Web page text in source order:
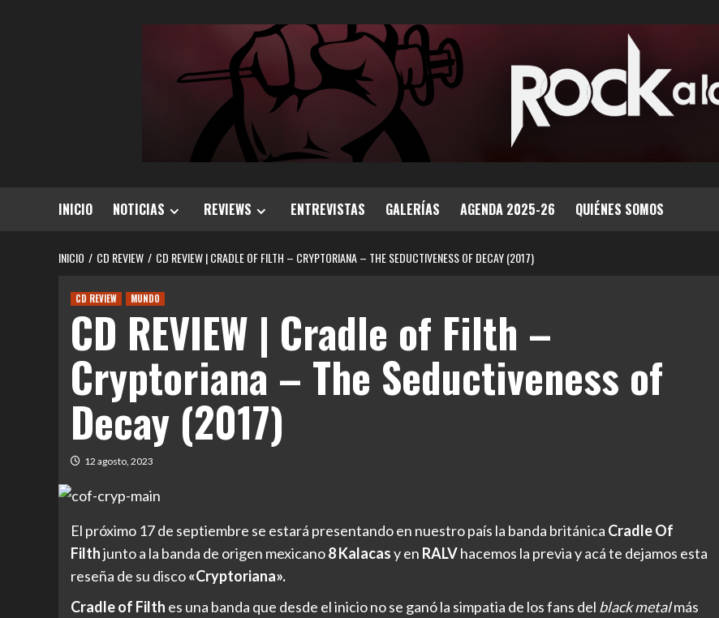
INICIO NOTICIAS REVIEWS ENTREVISTAS GALERÍAS AGENDA 2025-26 QUIÉNES SOMOS
INICIO CD REVIEW CD REVIEW | CRADLE OF FILTH – CRYPTORIANA – THE SEDUCTIVENESS OF DECAY (2017)
CD REVIEW MUNDO
CD REVIEW | Cradle of Filth –
Cryptoriana – The Seductiveness of
Decay (2017)
12 agosto, 2023
El próximo 17 de septiembre se estará presentando en nuestro país la banda británica Cradle Of
Filthjunto a la banda de origen mexicano8 Kalacasy en RALVhacemos la previa y acá te dejamos esta
reseña de su disco«Cryptoriana».
Cradle of Filth es una banda que desde el inicio no se ganó la simpatia de los fans del black metalmás